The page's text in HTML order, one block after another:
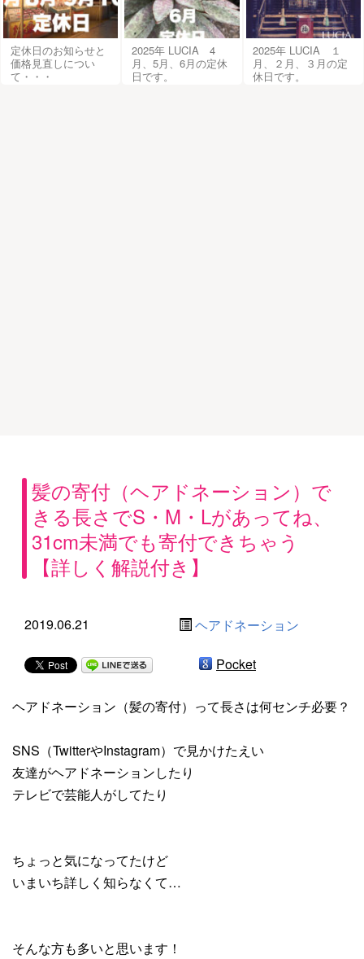
定休日のお知らせと
価格見直しについ
て・・・
2025年 LUCIA 4
月、5月、6月の定休
日です。
2025年 LUCIA １
月、２月、３月の定
休日です。
髪の寄付（ヘアドネーション）で
きる長さでS・M・Lがあってね、
31cm未満でも寄付できちゃう
【詳しく解説付き】
2019.06.21 ヘアドネーション
Pocket
ヘアドネーション（髪の寄付）って長さは何センチ必要？
SNS（TwitterやInstagram）で見かけたえい
友達がヘアドネーションしたり
テレビで芸能人がしてたり
ちょっと気になってたけど
いまいち詳しく知らなくて…
そんな方も多いと思います！